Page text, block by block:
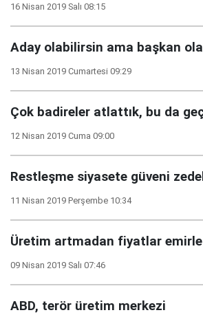
16 Nisan 2019 Salı 08:15
Aday olabilirsin ama başkan
13 Nisan 2019 Cumartesi 09:29
Çok badireler atlattık, bu da
12 Nisan 2019 Cuma 09:00
Restleşme siyasete güveni
11 Nisan 2019 Perşembe 10:34
Üretim artmadan fiyatlar
09 Nisan 2019 Salı 07:46
ABD, terör üretim merkezi